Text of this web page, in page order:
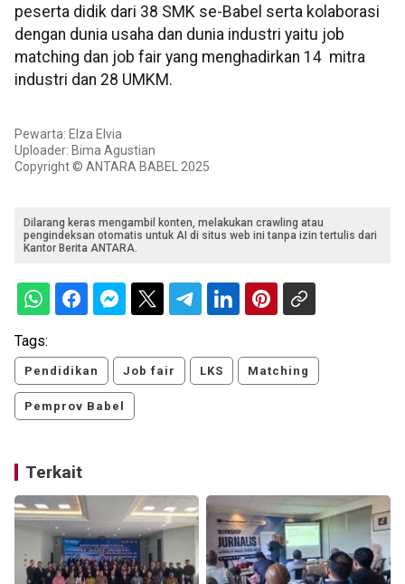
peserta didik dari 38 SMK se-Babel serta kolaborasi
dengan dunia usaha dan dunia industri yaitu job
matching dan job fair yang menghadirkan 14 mitra
industri dan 28 UMKM.
Pewarta: Elza Elvia
Uploader: Bima Agustian
Copyright © ANTARA BABEL 2025
Dilarang keras mengambil konten, melakukan crawling atau
pengindeksan otomatis untuk AI di situs web ini tanpa izin tertulis dari
Kantor Berita ANTARA.
Tags:
Pendidikan Job fair LKS Matching
Pemprov Babel
Terkait